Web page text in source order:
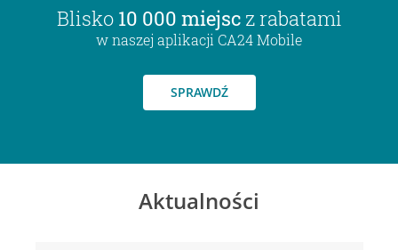
Blisko 10 000 miejsc z rabatami
w naszej aplikacji CA24 Mobile
SPRAWDŹ
Aktualności